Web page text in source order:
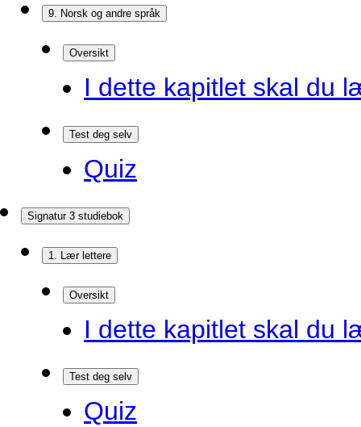
9. Norsk og andre språk
Oversikt
I dette kapitlet skal du
Test deg selv
Quiz
Signatur 3 studiebok
1. Lær lettere
Oversikt
I dette kapitlet skal du
Test deg selv
Quiz